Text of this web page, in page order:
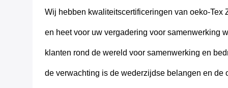
Wij hebben kwaliteitscertificeringen van oeko-Tex
en heet voor uw vergadering voor samenwerking
klanten rond de wereld voor samenwerking en
de verwachting is de wederzijdse belangen en de